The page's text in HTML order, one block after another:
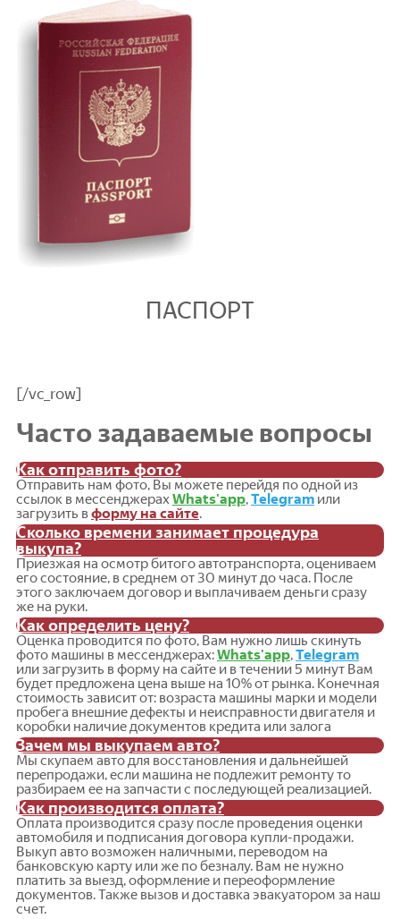
ПАСПОРТ
[/vc_row]
Часто задаваемые вопросы
Как отправить фото?
Отправить нам фото, Вы можете перейдя по одной из
ссылок в мессенджерахWhats'app,Telegram или
загрузить вформу на сайте.
Сколько времени занимает процедура
выкупа?
Приезжая на осмотр битого автотранспорта, оцениваем
его состояние, в среднем от 30 минут до часа. После
этого заключаем договор и выплачиваем деньги сразу
же на руки.
Как определить цену?
Оценка проводится по фото, Вам нужно лишь скинуть
фото машины в мессенджерах:Whats'app,Telegram
или загрузить в форму на сайте и в течении 5 минут Вам
будет предложена цена выше на 10% от рынка. Конечная
стоимость зависит от: возраста машины марки и модели
пробега внешние дефекты и неисправности двигателя и
коробки наличие документов кредита или залога
Зачем мы выкупаем авто?
Мы скупаем авто для восстановления и дальнейшей
перепродажи, если машина не подлежит ремонту то
разбираем ее на запчасти с последующей реализацией.
Как производится оплата?
Оплата производится сразу после проведения оценки
автомобиля и подписания договора купли-продажи.
Выкуп авто возможен наличными, переводом на
банковскую карту или же по безналу. Вам не нужно
платить за выезд, оформление и переоформление
документов. Также вызов и доставка эвакуатором за наш
счет.